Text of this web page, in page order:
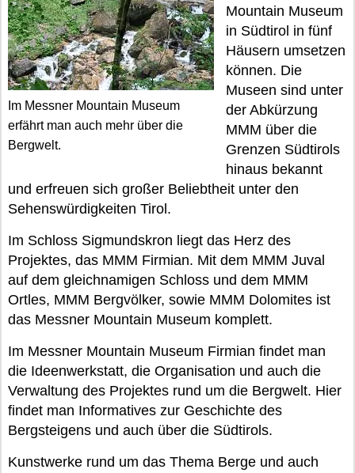
Im Messner Mountain Museum
erfährt man auch mehr über die
Bergwelt.
Mountain Museum
in Südtirol in fünf
Häusern umsetzen
können. Die
Museen sind unter
der Abkürzung
MMM über die
Grenzen Südtirols
hinaus bekannt
und erfreuen sich großer Beliebtheit unter den
Sehenswürdigkeiten Tirol.
Im Schloss Sigmundskron liegt das Herz des
Projektes, das MMM Firmian. Mit dem MMM Juval
auf dem gleichnamigen Schloss und dem MMM
Ortles, MMM Bergvölker, sowie MMM Dolomites ist
das Messner Mountain Museum komplett.
Im Messner Mountain Museum Firmian findet man
die Ideenwerkstatt, die Organisation und auch die
Verwaltung des Projektes rund um die Bergwelt. Hier
findet man Informatives zur Geschichte des
Bergsteigens und auch über die Südtirols.
Kunstwerke rund um das Thema Berge und auch